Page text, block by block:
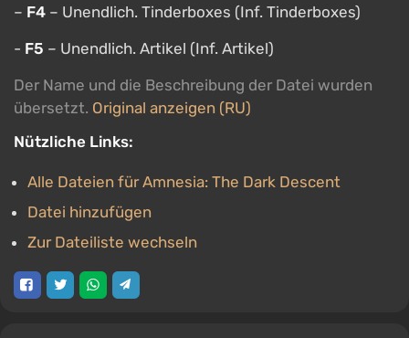
– F4 – Unendlich. Tinderboxes (Inf. Tinderboxes)
- F5 – Unendlich. Artikel (Inf. Artikel)
Der Name und die Beschreibung der Datei wurden
übersetzt. Original anzeigen (RU)
Nützliche Links:
Alle Dateien für Amnesia: The Dark Descent
Datei hinzufügen
Zur Dateiliste wechseln